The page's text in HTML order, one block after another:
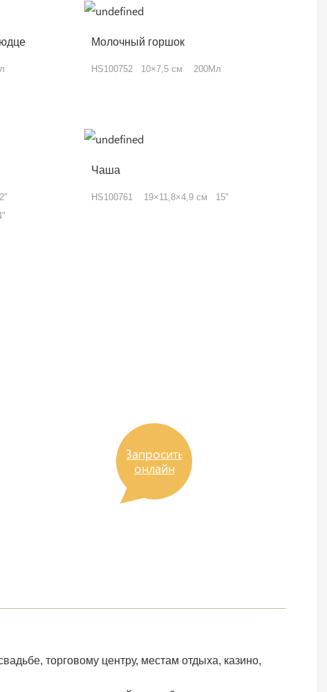
Молочный горшок
HS100752 10×7,5 см 200Мл
Чаша
HS100761 19×11,8×4,9 см 15"
Запросить
онлайн
торговому центру, местам отдыха, казино,